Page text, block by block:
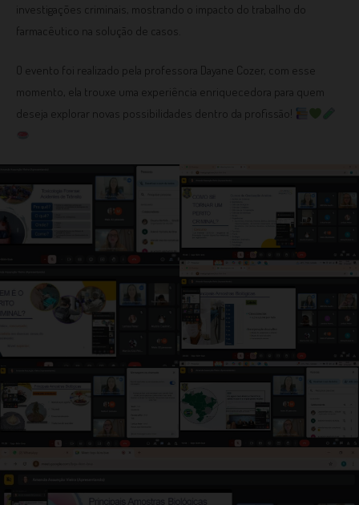
investigações criminais, mostrando o impacto do trabalho do
farmacêutico na solução de casos.
O evento foi realizado pela professora Dayane Cozer, com esse
momento, ela trouxe uma experiência enriquecedora para quem
deseja explorar novas possibilidades dentro da profissão!